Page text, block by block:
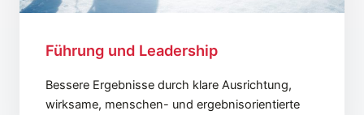
Führung und Leadership
Bessere Ergebnisse durch klare Ausrichtung,
wirksame, menschen- und ergebnisorientierte